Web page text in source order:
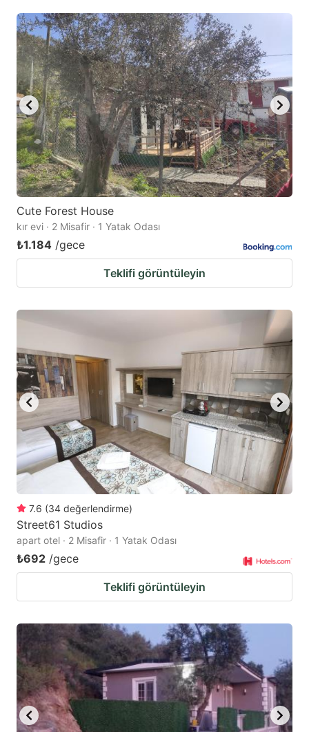
Cute Forest House
kır evi · 2 Misafir · 1 Yatak Odası
₺1.184 /gece
Teklifi görüntüleyin
7.6 (34 değerlendirme)
Street61 Studios
apart otel · 2 Misafir · 1 Yatak Odası
₺692 /gece
Teklifi görüntüleyin